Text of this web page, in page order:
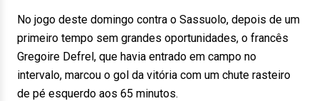
No jogo deste domingo contra o Sassuolo, depois de um
primeiro tempo sem grandes oportunidades, o francês
Gregoire Defrel, que havia entrado em campo no
intervalo, marcou o gol da vitória com um chute rasteiro
de pé esquerdo aos 65 minutos.